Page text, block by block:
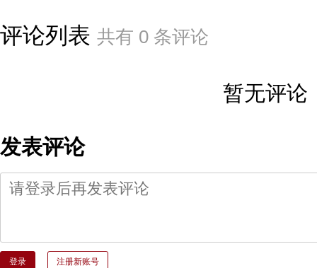
评论列表 共有 0 条评论
暂无评论
发表评论
登录 注册新账号